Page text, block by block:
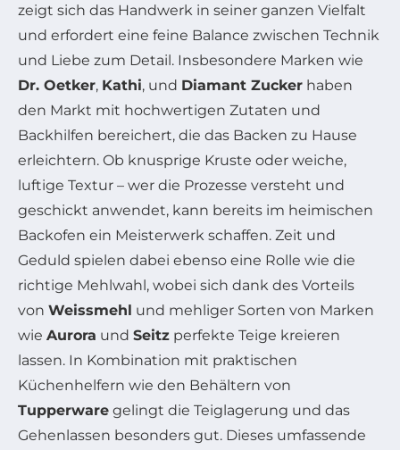
zeigt sich das Handwerk in seiner ganzen Vielfalt
und erfordert eine feine Balance zwischen Technik
und Liebe zum Detail. Insbesondere Marken wie
Dr. Oetker, Kathi, und Diamant Zucker haben
den Markt mit hochwertigen Zutaten und
Backhilfen bereichert, die das Backen zu Hause
erleichtern. Ob knusprige Kruste oder weiche,
luftige Textur – wer die Prozesse versteht und
geschickt anwendet, kann bereits im heimischen
Backofen ein Meisterwerk schaffen. Zeit und
Geduld spielen dabei ebenso eine Rolle wie die
richtige Mehlwahl, wobei sich dank des Vorteils
von Weissmehl und mehliger Sorten von Marken
wie Aurora und Seitz perfekte Teige kreieren
lassen. In Kombination mit praktischen
Küchenhelfern wie den Behältern von
Tupperware gelingt die Teiglagerung und das
Gehenlassen besonders gut. Dieses umfassende